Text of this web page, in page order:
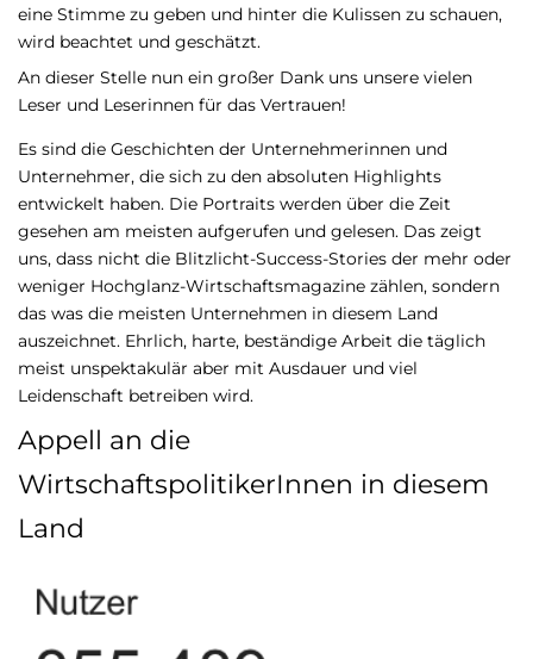
eine Stimme zu geben und hinter die Kulissen zu schauen,
wird beachtet und geschätzt.
An dieser Stelle nun ein großer Dank uns unsere vielen
Leser und Leserinnen für das Vertrauen!
Es sind die Geschichten der Unternehmerinnen und
Unternehmer, die sich zu den absoluten Highlights
entwickelt haben. Die Portraits werden über die Zeit
gesehen am meisten aufgerufen und gelesen. Das zeigt
uns, dass nicht die Blitzlicht-Success-Stories der mehr oder
weniger Hochglanz-Wirtschaftsmagazine zählen, sondern
das was die meisten Unternehmen in diesem Land
auszeichnet. Ehrlich, harte, beständige Arbeit die täglich
meist unspektakulär aber mit Ausdauer und viel
Leidenschaft betreiben wird.
Appell an die
WirtschaftspolitikerInnen in diesem
Land